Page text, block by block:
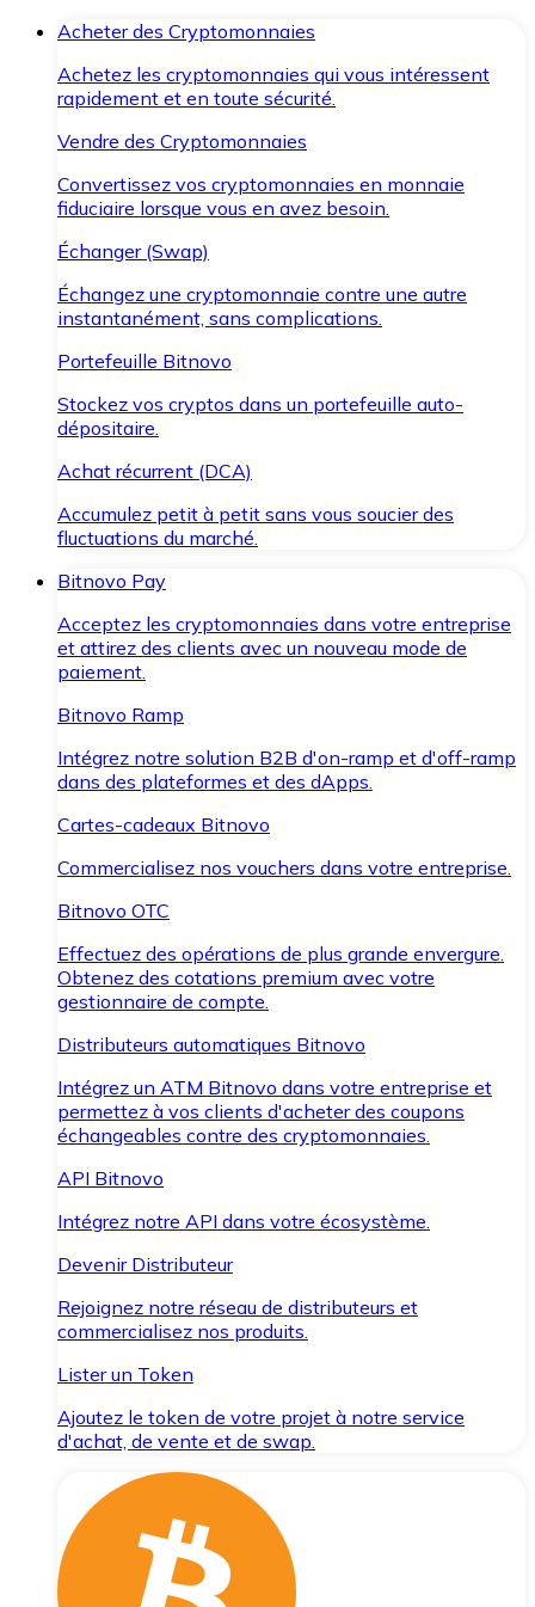
Acheter des Cryptomonnaies
Achetez les cryptomonnaies qui vous intéressent
rapidement et en toute sécurité.
Vendre des Cryptomonnaies
Convertissez vos cryptomonnaies en monnaie
fiduciaire lorsque vous en avez besoin.
Échanger (Swap)
Échangez une cryptomonnaie contre une autre
instantanément, sans complications.
Portefeuille Bitnovo
Stockez vos cryptos dans un portefeuille auto-
dépositaire.
Achat récurrent (DCA)
Accumulez petit à petit sans vous soucier des
fluctuations du marché.
Bitnovo Pay
Acceptez les cryptomonnaies dans votre entreprise
et attirez des clients avec un nouveau mode de
paiement.
Bitnovo Ramp
Intégrez notre solution B2B d'on-ramp et d'off-ramp
dans des plateformes et des dApps.
Cartes-cadeaux Bitnovo
Commercialisez nos vouchers dans votre entreprise.
Bitnovo OTC
Effectuez des opérations de plus grande envergure.
Obtenez des cotations premium avec votre
gestionnaire de compte.
Distributeurs automatiques Bitnovo
Intégrez un ATM Bitnovo dans votre entreprise et
permettez à vos clients d'acheter des coupons
échangeables contre des cryptomonnaies.
API Bitnovo
Intégrez notre API dans votre écosystème.
Devenir Distributeur
Rejoignez notre réseau de distributeurs et
commercialisez nos produits.
Lister un Token
Ajoutez le token de votre projet à notre service
d'achat, de vente et de swap.